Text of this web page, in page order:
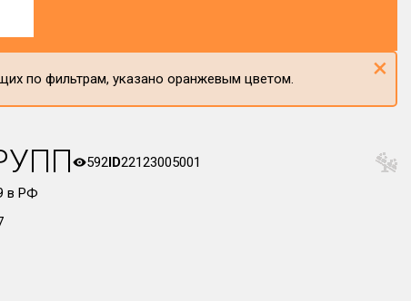
по фильтрам, указано оранжевым цветом. ×
592ID22123005001
в РФ